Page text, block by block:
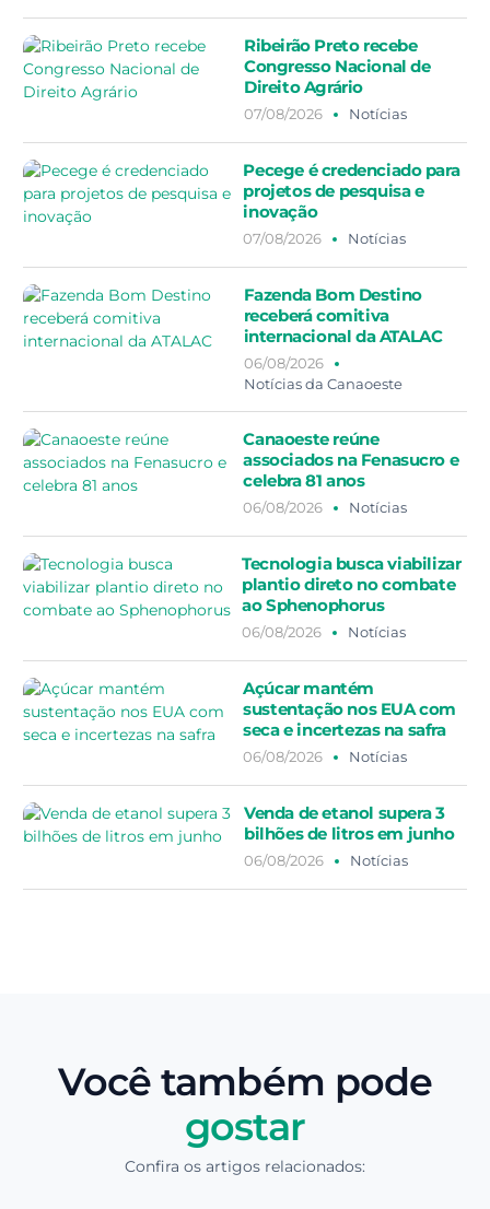
Ribeirão Preto recebe
Congresso Nacional de
Direito Agrário
07/08/2026 Notícias
Pecege é credenciado para
projetos de pesquisa e
inovação
07/08/2026 Notícias
Fazenda Bom Destino
receberá comitiva
internacional da ATALAC
06/08/2026
Notícias da Canaoeste
Canaoeste reúne
associados na Fenasucro e
celebra 81 anos
06/08/2026 Notícias
Tecnologia busca viabilizar
plantio direto no combate
ao Sphenophorus
06/08/2026 Notícias
Açúcar mantém
sustentação nos EUA com
seca e incertezas na safra
06/08/2026 Notícias
Venda de etanol supera 3
bilhões de litros em junho
06/08/2026 Notícias
Você também pode
gostar
Confira os artigos relacionados: